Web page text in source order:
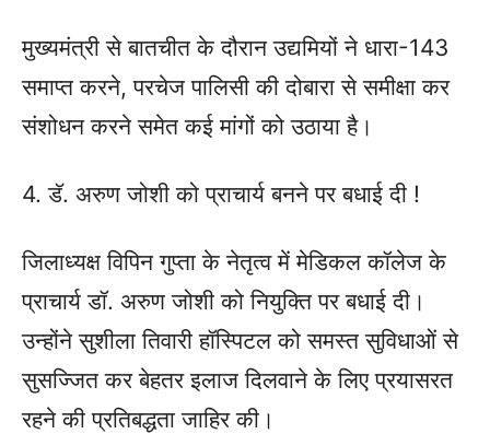
मुख्यमंत्री से बातचीत के दौरान उद्यमियों ने धारा-143
समाप्त करने, परचेज पालिसी की दोबारा से समीक्षा कर
संशोधन करने समेत कई मांगों को उठाया है।
4. डॅ. अरुण जोशी को प्राचार्य बनने पर बधाई दी !
जिलाध्यक्ष विपिन गुप्ता के नेतृत्व में मेडिकल कॉलेज के
प्राचार्य डॉ. अरुण जोशी को नियुक्ति पर बधाई दी।
उन्होंने सुशीला तिवारी हॉस्पिटल को समस्त सुविधाओं से
सुसज्जित कर बेहतर इलाज दिलवाने के लिए प्रयासरत
रहने की प्रतिबद्धता जाहिर की।